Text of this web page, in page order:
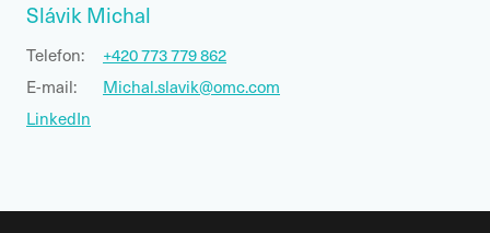
Slávik Michal
Telefon:
+420 773 779 862
E-mail:
Michal.slavik@omc.com
LinkedIn